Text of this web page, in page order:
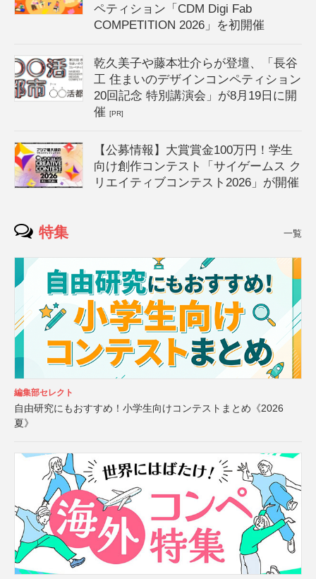
ペティション「CDM Digi Fab
COMPETITION 2026」を初開催
乾久美子や藤本壮介らが登壇、「長谷
工 住まいのデザインコンペティション
20回記念 特別講演会」が8月19日に開
催[PR]
【公募情報】大賞賞金100万円！学生
向け創作コンテスト「サイゲームス ク
リエイティブコンテスト2026」が開催
特集 一覧
編集部セレクト
自由研究にもおすすめ！小学生向けコンテストまとめ《2026
夏》